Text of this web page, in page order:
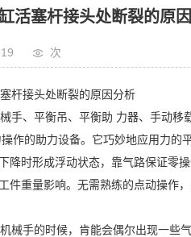
活塞杆接头处断裂的原
次
杆接头处断裂的原因分析
手、平衡吊、平衡助 力器、手动移
作的助力设备。它巧妙地应用力的
降时形成浮动状态，靠气路保证零
件重量影响。无需熟练的点动操作
械手的时候，肯能会偶尔出现一些